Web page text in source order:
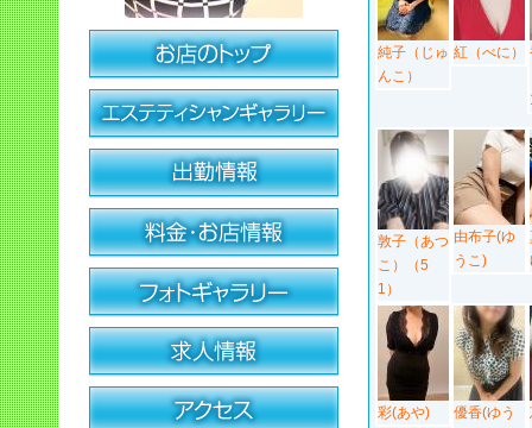
純子（じゅ
んこ）
紅（べに）
敦子（あつ
こ）（5
1）
由布子(ゆ
うこ)
彩(あや) 優香(ゆう